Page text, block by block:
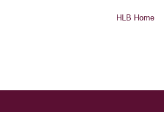
HLB Home